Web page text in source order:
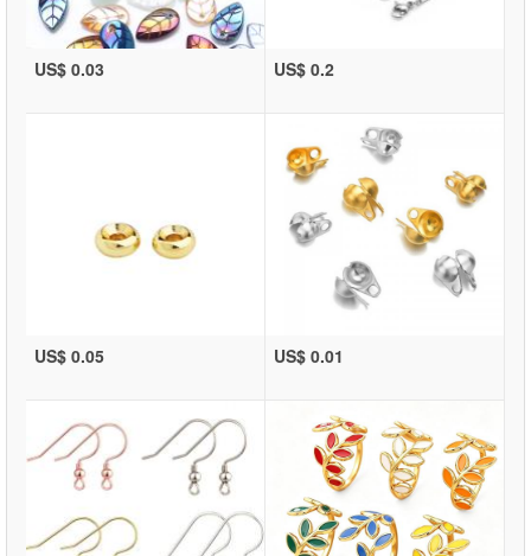
US$ 0.03 US$ 0.2
US$ 0.05 US$ 0.01